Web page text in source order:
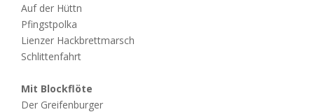
Auf der Hüttn
Pfingstpolka
Lienzer Hackbrettmarsch
Schlittenfahrt
Mit Blockflöte
Der Greifenburger